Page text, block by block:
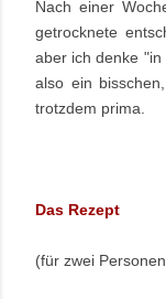
Nach einer
getrocknete
aber ich denke
also ein
trotzdem prima.
Das Rezept
(für zwei